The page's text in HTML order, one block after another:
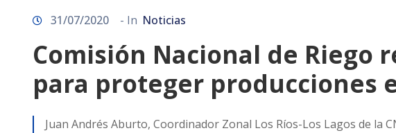
31/07/2020 - In Noticias
Comisión Nacional de Riego
para proteger producciones
Juan Andrés Aburto, Coordinador Zonal Los Ríos-Los Lagos de la